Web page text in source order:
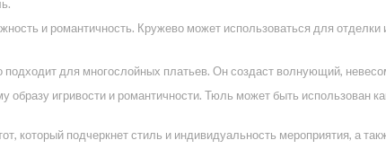
и романтичность. Кружево может использоваться для отделки
для многослойных платьев. Он создаст волнующий,
игривости и романтичности. Тюль может быть использован
который подчеркнет стиль и индивидуальность мероприятия, а